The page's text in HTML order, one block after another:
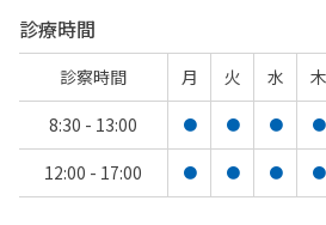
診療時間
診察時間 月 火 水 木
8:30 - 13:00
● ● ● ●
12:00 - 17:00 ● ● ● ●